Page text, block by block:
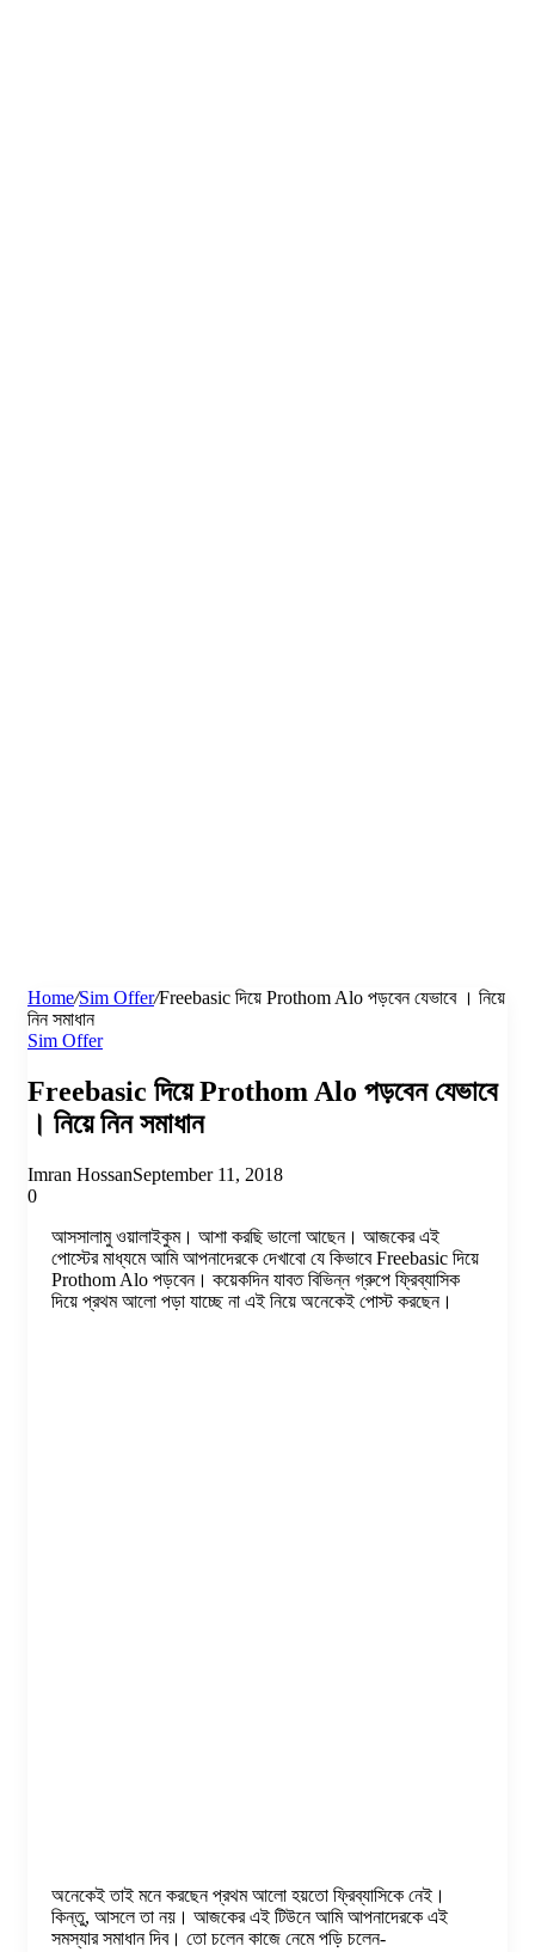
Home/Sim Offer/Freebasic দিয়ে Prothom Alo পড়বেন যেভাবে । নিয়ে
নিন সমাধান
Sim Offer
Freebasic দিয়ে Prothom Alo পড়বেন যেভাবে
। নিয়ে নিন সমাধান
Imran HossanSeptember 11, 2018
0
আসসালামু ওয়ালাইকুম। আশা করছি ভালো আছেন। আজকের এই
পোস্টের মাধ্যমে আমি আপনাদেরকে দেখাবো যে কিভাবে Freebasic দিয়ে
Prothom Alo পড়বেন। কয়েকদিন যাবত বিভিন্ন গ্রুপে ফ্রিব্যাসিক
দিয়ে প্রথম আলো পড়া যাচ্ছে না এই নিয়ে অনেকেই পোস্ট করছেন।
অনেকেই তাই মনে করছেন প্রথম আলো হয়তো ফ্রিব্যাসিকে নেই।
কিন্তু, আসলে তা নয়। আজকের এই টিউনে আমি আপনাদেরকে এই
সমস্যার সমাধান দিব। তো চলেন কাজে নেমে পড়ি চলেন-